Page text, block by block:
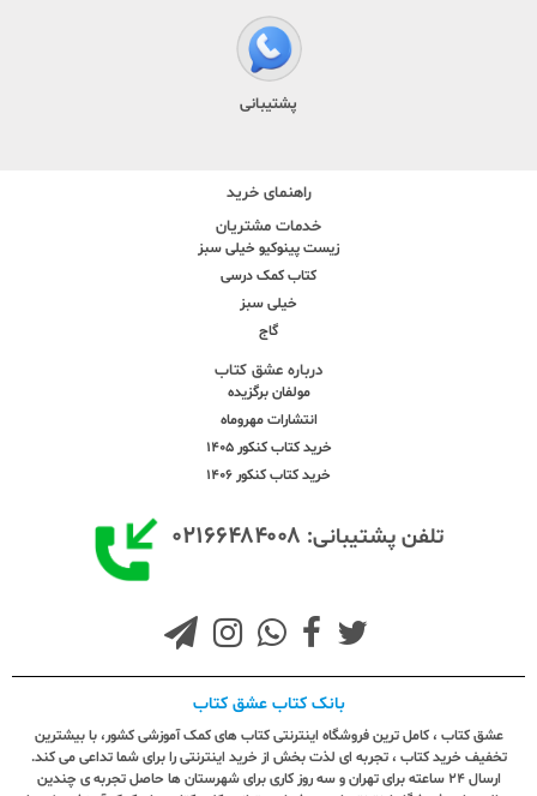
پشتیبانی
راهنمای خرید
خدمات مشتریان
زیست پینوکیو خیلی سبز
کتاب کمک درسی
خیلی سبز
گاج
درباره عشق کتاب
مولفان برگزیده
انتشارات مهروماه
خرید کتاب کنکور 1405
خرید کتاب کنکور 1406
تلفن پشتیبانی: ۰۲۱۶۶۴۸۴۰۰۸
بانک کتاب عشق کتاب
عشق کتاب ، کامل ترین فروشگاه اینترنتی کتاب های کمک آموزشی کشور، با بیشترین
تخفیف خرید کتاب ، تجربه ای لذت بخش از خرید اینترنتی را برای شما تداعی می کند.
ارسال ٢٤ ساعته برای تهران و سه روز کاری برای شهرستان ها حاصل تجربه ی چندین